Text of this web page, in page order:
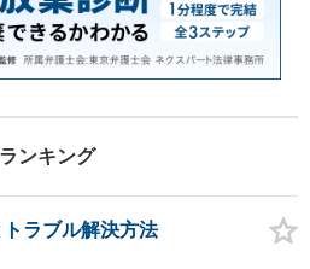
ンキング
ラブル解決方法